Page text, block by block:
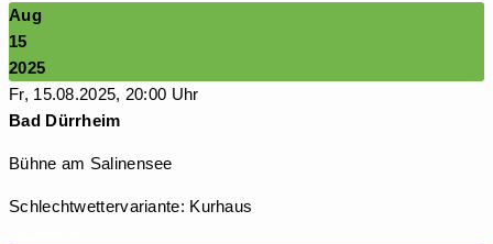
Aug
15
2025
Fr, 15.08.2025, 20:00 Uhr
Bad Dürrheim
Bühne am Salinensee
Schlechtwettervariante: Kurhaus